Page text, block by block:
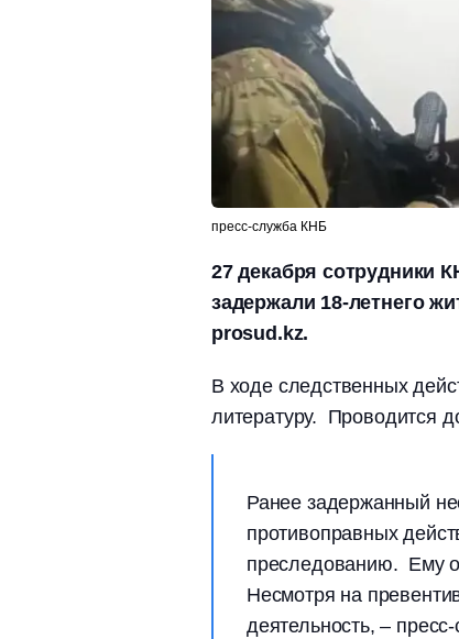
пресс-служба КНБ
27 декабря сотрудники
задержали 18-летнего
prosud.kz.
В ходе следственных
литературу. Проводится
Ранее задержанный
противоправных
преследованию. Ему
Несмотря на
деятельность, –